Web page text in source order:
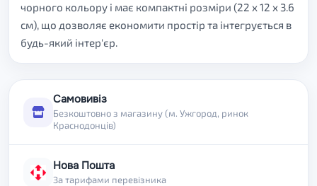
чорного кольору і має компактні розміри (22 x 12 x 3.6
см), що дозволяє економити простір та інтегрується в
будь-який інтер'єр.
Самовивіз
Безкоштовно з магазину (м. Ужгород, ринок
Краснодонців)
Нова Пошта
За тарифами перевізника